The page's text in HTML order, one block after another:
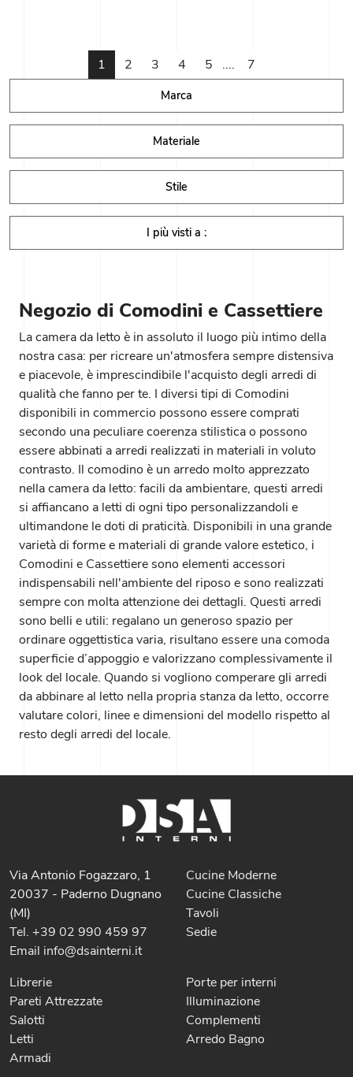
1 2 3 4 5 .... 7
Marca
Materiale
Stile
I più visti a :
Negozio di Comodini e Cassettiere
La camera da letto è in assoluto il luogo più intimo della
nostra casa: per ricreare un'atmosfera sempre distensiva
e piacevole, è imprescindibile l'acquisto degli arredi di
qualità che fanno per te. I diversi tipi di Comodini
disponibili in commercio possono essere comprati
secondo una peculiare coerenza stilistica o possono
essere abbinati a arredi realizzati in materiali in voluto
contrasto. Il comodino è un arredo molto apprezzato
nella camera da letto: facili da ambientare, questi arredi
si affiancano a letti di ogni tipo personalizzandoli e
ultimandone le doti di praticità. Disponibili in una grande
varietà di forme e materiali di grande valore estetico, i
Comodini e Cassettiere sono elementi accessori
indispensabili nell'ambiente del riposo e sono realizzati
sempre con molta attenzione dei dettagli. Questi arredi
sono belli e utili: regalano un generoso spazio per
ordinare oggettistica varia, risultano essere una comoda
superficie d’appoggio e valorizzano complessivamente il
look del locale. Quando si vogliono comperare gli arredi
da abbinare al letto nella propria stanza da letto, occorre
valutare colori, linee e dimensioni del modello rispetto al
resto degli arredi del locale.
Via Antonio Fogazzaro, 1
20037 - Paderno Dugnano
(MI)
Tel. +39 02 990 459 97
Email info@dsainterni.it
Cucine Moderne
Cucine Classiche
Tavoli
Sedie
Librerie
Pareti Attrezzate
Salotti
Letti
Armadi
Porte per interni
Illuminazione
Complementi
Arredo Bagno